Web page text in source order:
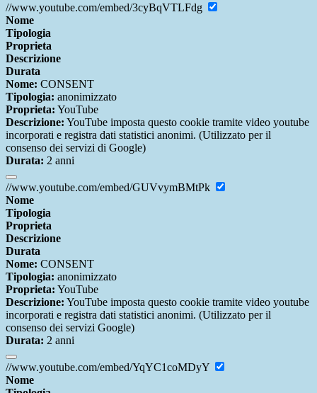
//www.youtube.com/embed/3cyBqVTLFdg
Nome
Tipologia
Proprieta
Descrizione
Durata
Nome: CONSENT
Tipologia: anonimizzato
Proprieta: YouTube
Descrizione: YouTube imposta questo cookie tramite video youtube
incorporati e registra dati statistici anonimi. (Utilizzato per il
consenso dei servizi di Google)
Durata: 2 anni
//www.youtube.com/embed/GUVvymBMtPk
Nome
Tipologia
Proprieta
Descrizione
Durata
Nome: CONSENT
Tipologia: anonimizzato
Proprieta: YouTube
Descrizione: YouTube imposta questo cookie tramite video youtube
incorporati e registra dati statistici anonimi. (Utilizzato per il
consenso dei servizi Google)
Durata: 2 anni
//www.youtube.com/embed/YqYC1coMDyY
Nome